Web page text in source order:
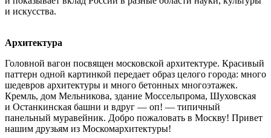
и искусства.
Архитектура
Головной вагон посвящен московской архитектуре. Красивый
паттерн одной картинкой передает образ целого города: много
шедевров архитектуры и много бетонных многоэтажек.
Кремль, дом Мельникова, здание Моссельпрома, Шуховская
и Останкинская башни и вдруг — оп! — типичный
панельный муравейник. Добро пожаловать в Москву! Привет
нашим друзьям из Москомархитектуры!